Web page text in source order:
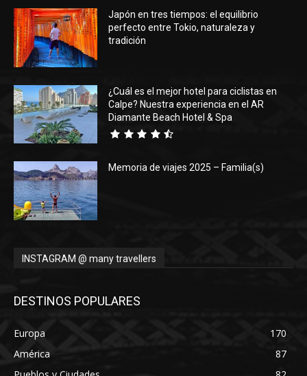
Japón en tres tiempos: el equilibrio
perfecto entre Tokio, naturaleza y
tradición
¿Cuál es el mejor hotel para ciclistas en
Calpe? Nuestra experiencia en el AR
Diamante Beach Hotel & Spa
Memoria de viajes 2025 – Familia(s)
INSTAGRAM @ many travellers
DESTINOS POPULARES
Europa
170
América
87